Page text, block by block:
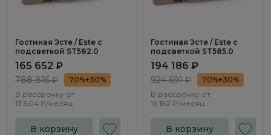
Гостиная Эсте / Este с
подсветкой ST582.0
165 652 ₽
788 816 ₽
70%+30%
В рассрочку от
13 804 ₽/месяц
В корзину
Гостиная Эсте / Este с
подсветкой ST585.0
194 186 ₽
924 691 ₽
70%+30%
В рассрочку от
16 182 ₽/месяц
В корзину